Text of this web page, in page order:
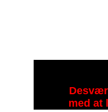
med at